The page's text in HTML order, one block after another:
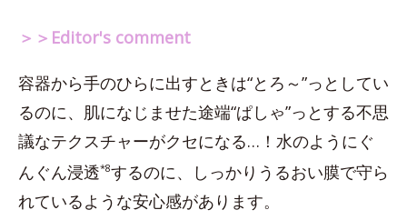
＞＞Editor's comment
容器から手のひらに出すときは“とろ～”っとしてい
るのに、肌になじませた途端“ぱしゃ”っとする不思
議なテクスチャーがクセになる…！水のようにぐ
んぐん浸透*8するのに、しっかりうるおい膜で守ら
れているような安心感があります。